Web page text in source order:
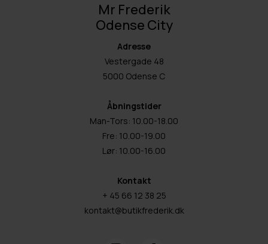
Mr Frederik
Odense City
Adresse
Vestergade 48
5000 Odense C
Åbningstider
Man-Tors: 10.00-18.00
Fre: 10.00-19.00
Lør: 10.00-16.00
Kontakt
+ 45 66 12 38 25
kontakt@butikfrederik.dk